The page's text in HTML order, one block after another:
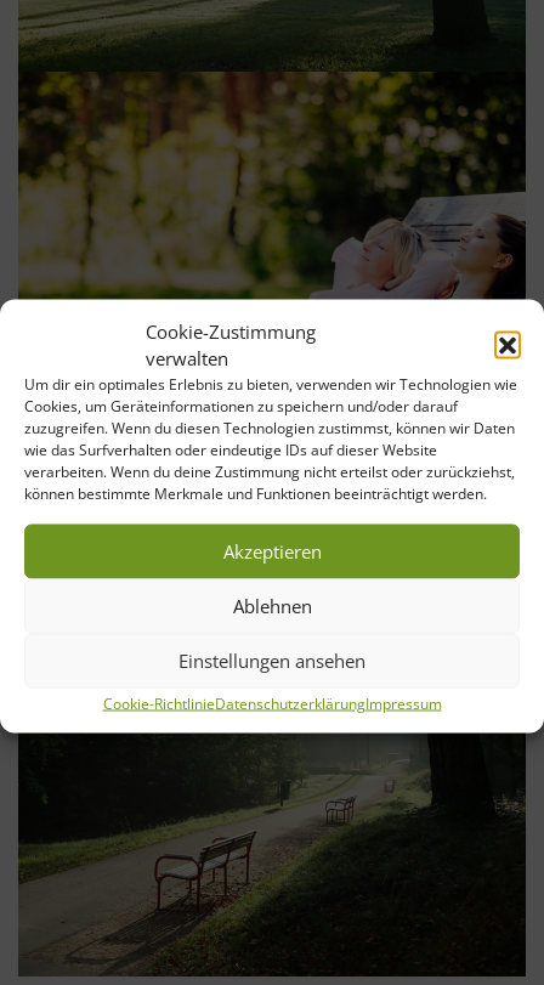
Cookie-Zustimmung
verwalten
Um dir ein optimales Erlebnis zu bieten, verwenden wir Technologien wie
Cookies, um Geräteinformationen zu speichern und/oder darauf
zuzugreifen. Wenn du diesen Technologien zustimmst, können wir Daten
wie das Surfverhalten oder eindeutige IDs auf dieser Website
verarbeiten. Wenn du deine Zustimmung nicht erteilst oder zurückziehst,
können bestimmte Merkmale und Funktionen beeinträchtigt werden.
Akzeptieren
Ablehnen
Einstellungen ansehen
Cookie-RichtlinieDatenschutzerklärungImpressum